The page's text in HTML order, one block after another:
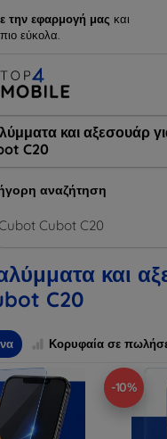
την εφαρμογή μας και
εύκολα.
και αξεσουάρ
C20
αναζήτηση
Cubot C20
και
C20
Κορυφαία σε
-10%